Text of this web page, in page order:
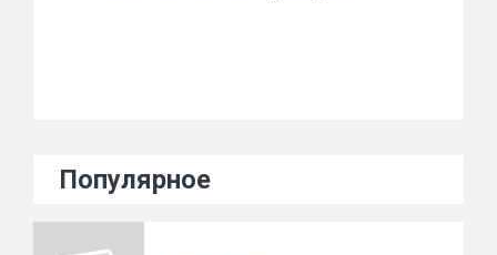
Популярное